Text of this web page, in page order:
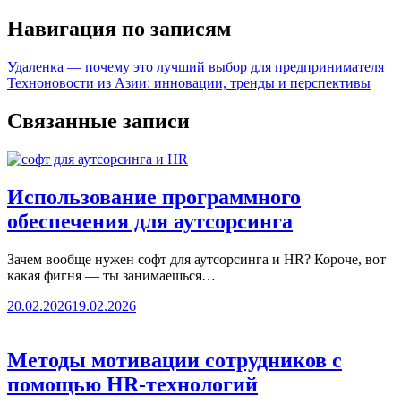
Навигация по записям
Удаленка — почему это лучший выбор для предпринимателя
Техноновости из Азии: инновации, тренды и перспективы
Связанные записи
Использование программного
обеспечения для аутсорсинга
Зачем вообще нужен софт для аутсорсинга и HR? Короче, вот
какая фигня — ты занимаешься…
20.02.202619.02.2026
Методы мотивации сотрудников с
помощью HR-технологий